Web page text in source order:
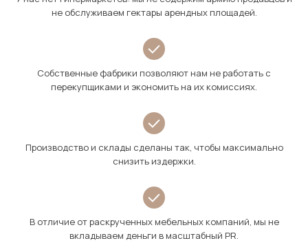
не обслуживаем гектары арендных площадей.
Собственные фабрики позволяют нам не работать с
перекупщиками и экономить на их комиссиях.
Производство и склады сделаны так, чтобы максимально
снизить издержки.
В отличие от раскрученных мебельных компаний, мы не
вкладываем деньги в масштабный PR.